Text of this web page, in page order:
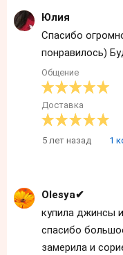
Юлия
Спасибо
понравилось)
Общение
Доставка
5 лет назад 1
Olеsyа✔
купила джинсы
спасибо
замерила и